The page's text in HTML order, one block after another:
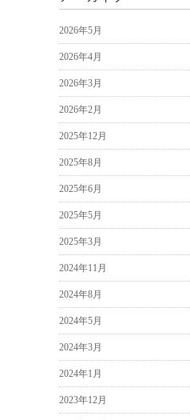
2026年5月
2026年4月
2026年3月
2026年2月
2025年12月
2025年8月
2025年6月
2025年5月
2025年3月
2024年11月
2024年8月
2024年5月
2024年3月
2024年1月
2023年12月